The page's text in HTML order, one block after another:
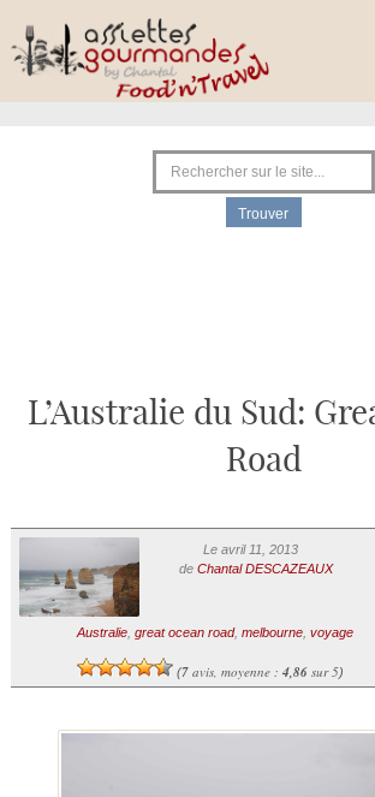
L’Australie du Sud:
Road
Le avril 11, 2013
de Chantal DESCAZEAUX
Australie, great ocean road, melbourne, voyage
(7avis, moyenne : 4,86sur 5)